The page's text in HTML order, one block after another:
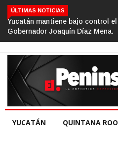
ÚLTIMAS NOTICIAS
control el gusano barrenador:
Díaz Mena.
YUCATÁN QUINTANA ROO